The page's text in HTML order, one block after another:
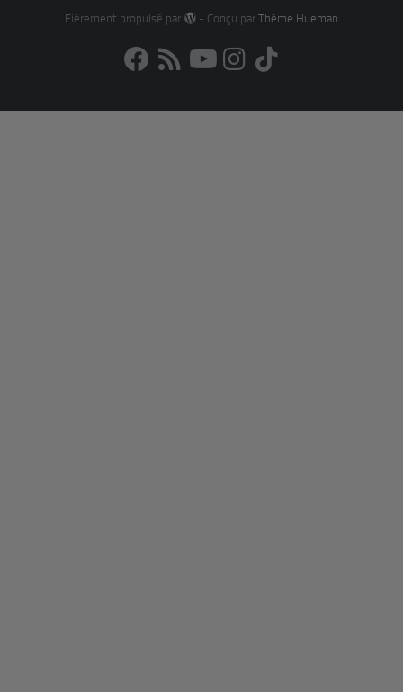
Fièrement propulsé par - Conçu par Thème Hueman